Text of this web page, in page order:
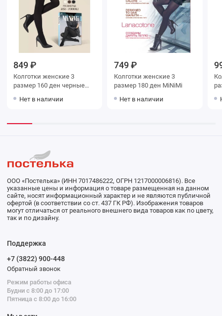
849 ₽
Колготки женские 3
размер 160 ден черные
Нет в наличии
749 ₽
Колготки женские 3
размер 180 ден MiNiMi
Нет в наличии
ООО «Постелька» (ИНН 7017486222, ОГРН 1217000006816). Все
указанные цены и информация о товаре размещенная на данном
сайте, носят информационный характер и не являются публичной
офертой (в соответствии со ст. 437 ГК РФ). Изображения товаров
могут отличаться от реального внешнего вида товаров как по цвету,
так и по дизайну.
Поддержка
+7 (3822) 900-448
Обратный звонок
Режим работы офиса
Будни с 8:00 до 17:00
Пятница с 8:00 до 16:00